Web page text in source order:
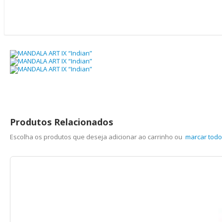
Produtos Relacionados
Escolha os produtos que deseja adicionar ao carrinho ou marcar